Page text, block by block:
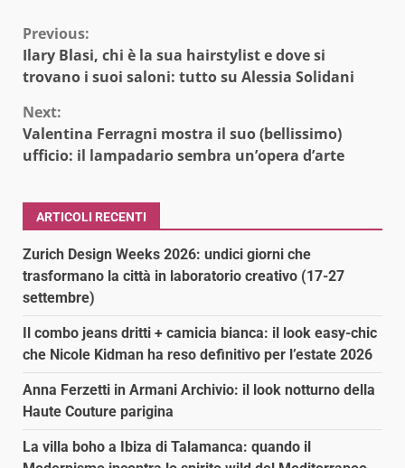
Continue
Reading
Previous:
Ilary Blasi, chi è la sua hairstylist e dove si
trovano i suoi saloni: tutto su Alessia Solidani
Next:
Valentina Ferragni mostra il suo (bellissimo)
ufficio: il lampadario sembra un’opera d’arte
ARTICOLI RECENTI
Zurich Design Weeks 2026: undici giorni che
trasformano la città in laboratorio creativo (17-27
settembre)
Il combo jeans dritti + camicia bianca: il look easy-chic
che Nicole Kidman ha reso definitivo per l’estate 2026
Anna Ferzetti in Armani Archivio: il look notturno della
Haute Couture parigina
La villa boho a Ibiza di Talamanca: quando il